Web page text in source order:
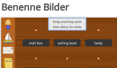
Benenne Bilder